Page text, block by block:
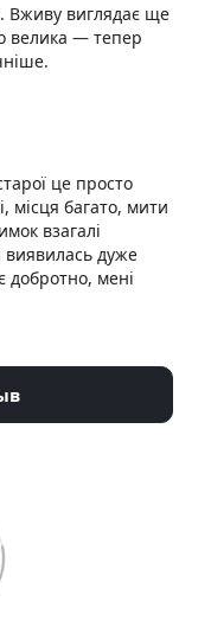
Вживу виглядає ще
велика — тепер
це просто
місця багато, мити
взагалі
дуже
добротно, мені